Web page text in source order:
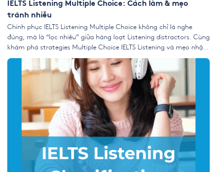
IELTS Listening Multiple Choice: Cách làm & mẹo
tránh nhiễu
Chinh phục IELTS Listening Multiple Choice không chỉ là nghe
đúng, mà là “lọc nhiễu” giữa hàng loạt Listening distractors. Cùng
khám phá strategies Multiple Choice IELTS Listening và mẹo nhận
biết signposting IELTS để làm chủ các dạng, đặc biệt Choose TWO
ANSWERS IELTS — biến phần khó nhất thành điểm mạnh của bạn.